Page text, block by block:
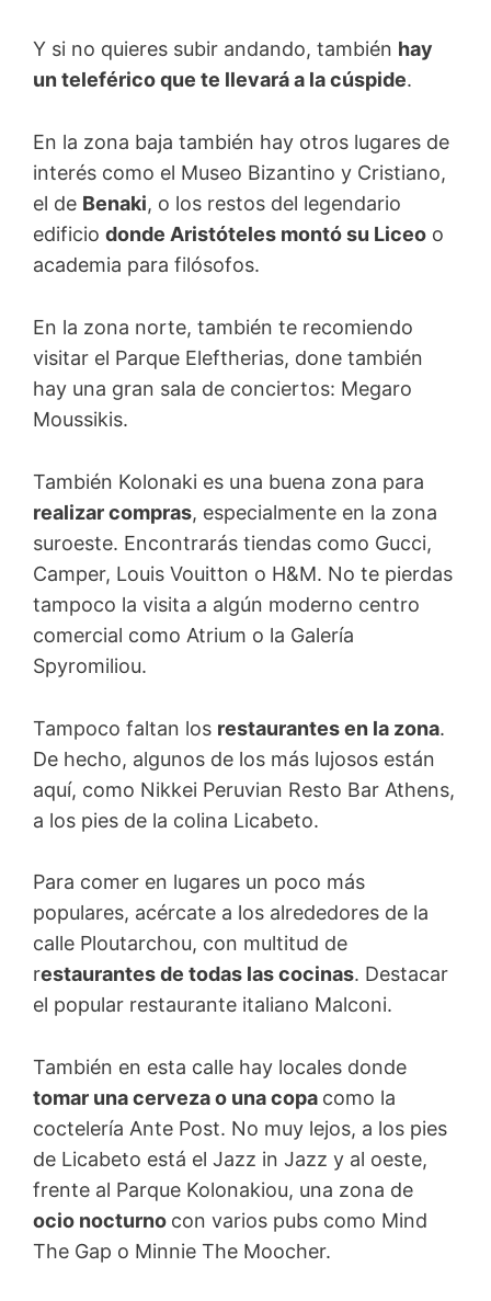
Y si no quieres subir andando, también hay
un teleférico que te llevará a la cúspide.
En la zona baja también hay otros lugares de
interés como el Museo Bizantino y Cristiano,
el de Benaki, o los restos del legendario
edificio donde Aristóteles montó su Liceo o
academia para filósofos.
En la zona norte, también te recomiendo
visitar el Parque Eleftherias, done también
hay una gran sala de conciertos: Megaro
Moussikis.
También Kolonaki es una buena zona para
realizar compras, especialmente en la zona
suroeste. Encontrarás tiendas como Gucci,
Camper, Louis Vouitton o H&M. No te pierdas
tampoco la visita a algún moderno centro
comercial como Atrium o la Galería
Spyromiliou.
Tampoco faltan los restaurantes en la zona.
De hecho, algunos de los más lujosos están
aquí, como Nikkei Peruvian Resto Bar Athens,
a los pies de la colina Licabeto.
Para comer en lugares un poco más
populares, acércate a los alrededores de la
calle Ploutarchou, con multitud de
restaurantes de todas las cocinas. Destacar
el popular restaurante italiano Malconi.
También en esta calle hay locales donde
tomar una cerveza o una copa como la
coctelería Ante Post. No muy lejos, a los pies
de Licabeto está el Jazz in Jazz y al oeste,
frente al Parque Kolonakiou, una zona de
ocio nocturno con varios pubs como Mind
The Gap o Minnie The Moocher.